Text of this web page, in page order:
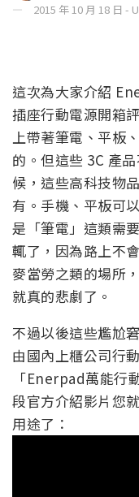
2015 年 10 月 18 日 -
這次為大家介紹
插座行動電源開箱
上帶著筆電、平板
的。但這些 3C 產
候，這些高科技物
有。手機、平板可
是「筆電」這類需
輒了，因為路上不
麥當勞之類的場所
就真的悲劇了。
不過以後這些尷尬
由國內上櫃公司行
「Enerpad萬能行
段官方介紹影片您
用途了：